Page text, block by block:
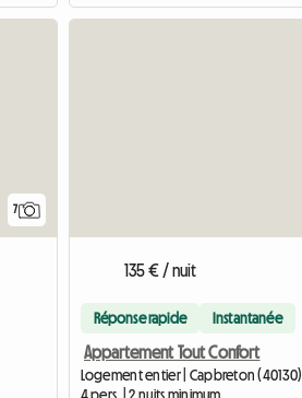
7
135 € / nuit
Réponse rapide Instantanée
Appartement Tout Confort
Logement entier | Capbreton (40130)
4 pers. | 2 nuits minimum